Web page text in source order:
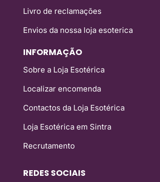
Livro de reclamações
Envios da nossa loja esoterica
INFORMAÇÃO
Sobre a Loja Esotérica
Localizar encomenda
Contactos da Loja Esotérica
Loja Esotérica em Sintra
Recrutamento
REDES SOCIAIS